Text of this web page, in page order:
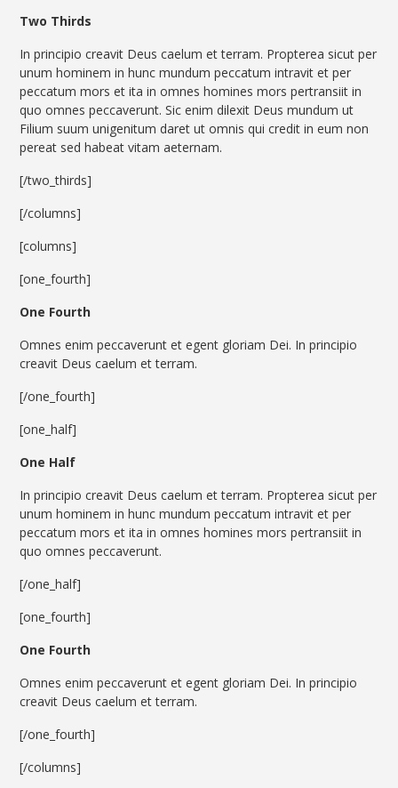
Two Thirds
In principio creavit Deus caelum et terram. Propterea sicut per
unum hominem in hunc mundum peccatum intravit et per
peccatum mors et ita in omnes homines mors pertransiit in
quo omnes peccaverunt. Sic enim dilexit Deus mundum ut
Filium suum unigenitum daret ut omnis qui credit in eum non
pereat sed habeat vitam aeternam.
[/two_thirds]
[/columns]
[columns]
[one_fourth]
One Fourth
Omnes enim peccaverunt et egent gloriam Dei. In principio
creavit Deus caelum et terram.
[/one_fourth]
[one_half]
One Half
In principio creavit Deus caelum et terram. Propterea sicut per
unum hominem in hunc mundum peccatum intravit et per
peccatum mors et ita in omnes homines mors pertransiit in
quo omnes peccaverunt.
[/one_half]
[one_fourth]
One Fourth
Omnes enim peccaverunt et egent gloriam Dei. In principio
creavit Deus caelum et terram.
[/one_fourth]
[/columns]